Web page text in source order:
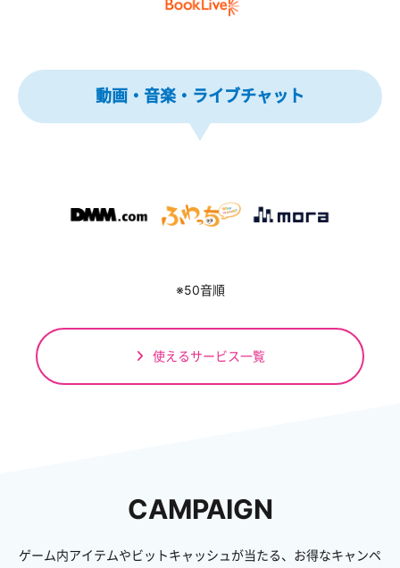
動画・音楽・ライブチャット
※50音順
使えるサービス一覧
CAMPAIGN
ゲーム内アイテムやビットキャッシュが当たる、お得なキャンペ